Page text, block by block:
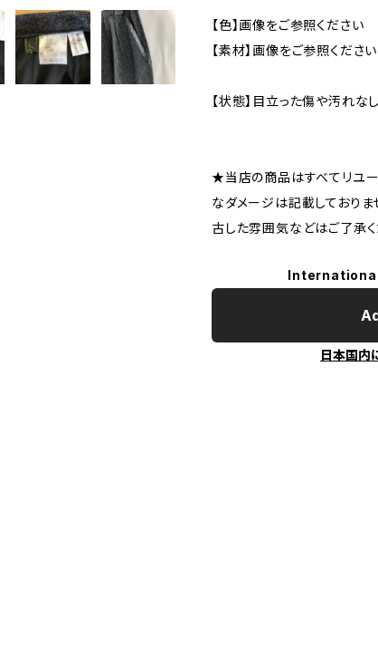
【色】画像をご参照ください
【素材】画像をご参照ください
【状態】目立った傷や汚れなし
★当店の商品はすべてリユー
なダメージは記載しており
古した雰囲気などはご了承く
日本国内